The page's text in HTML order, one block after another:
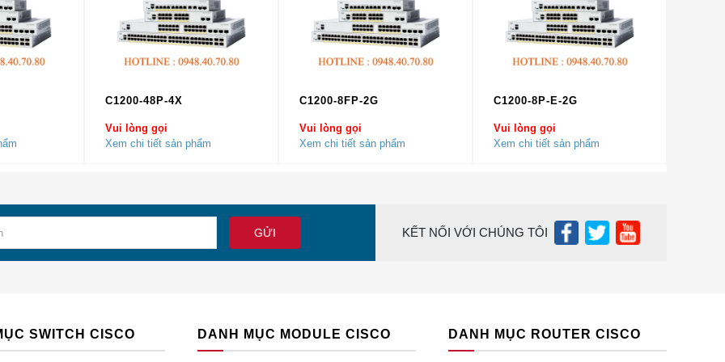
4PWX
và tiêu thụ điện năng thấp là những yếu tố quan trọng.
suất cao cho phép khách hàng tận dụng tốc độ mạng băng thông
giao thức chuyển đổi dự phòng động như Giao thức dự phòng bộ
C1200-48P-4X
Vui lòng gọi
Xem chi tiết sản phẩm
C1200-8FP-2G
Vui lòng gọi
Xem chi tiết sản phẩm
C1200-8P-E-2G
Vui lòng gọi
Xem chi tiết sản phẩm
KẾT NỐI VỚI CHÚNG TÔI
SWITCH CISCO DANH MỤC MODULE CISCO DANH MỤC ROUTER CISCO